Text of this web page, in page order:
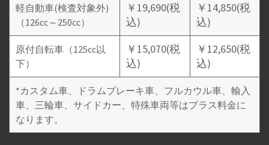
軽自動車(検査対象外)
（126cc～250cc）
￥19,690(税
込)
￥14,850(税
込)
原付自転車（125cc以
下）
￥15,070(税
込)
￥12,650(税
込)
*カスタム車、ドラムブレーキ車、フルカウル車、輸入
車、三輪車、サイドカー、特殊車両等はプラス料金に
なります。